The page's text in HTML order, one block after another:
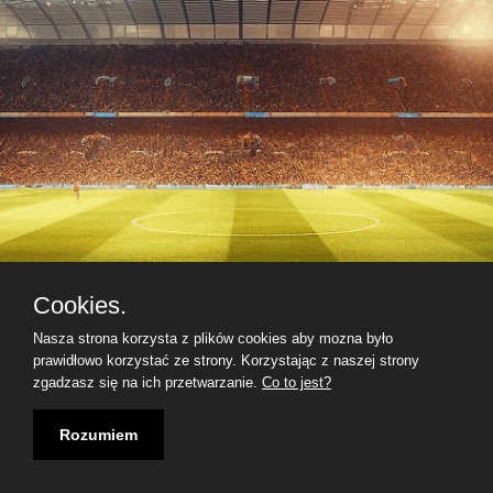
Cookies.
Nasza strona korzysta z plików cookies aby mozna było
prawidłowo korzystać ze strony. Korzystając z naszej strony
zgadzasz się na ich przetwarzanie. Co to jest?
Rozumiem